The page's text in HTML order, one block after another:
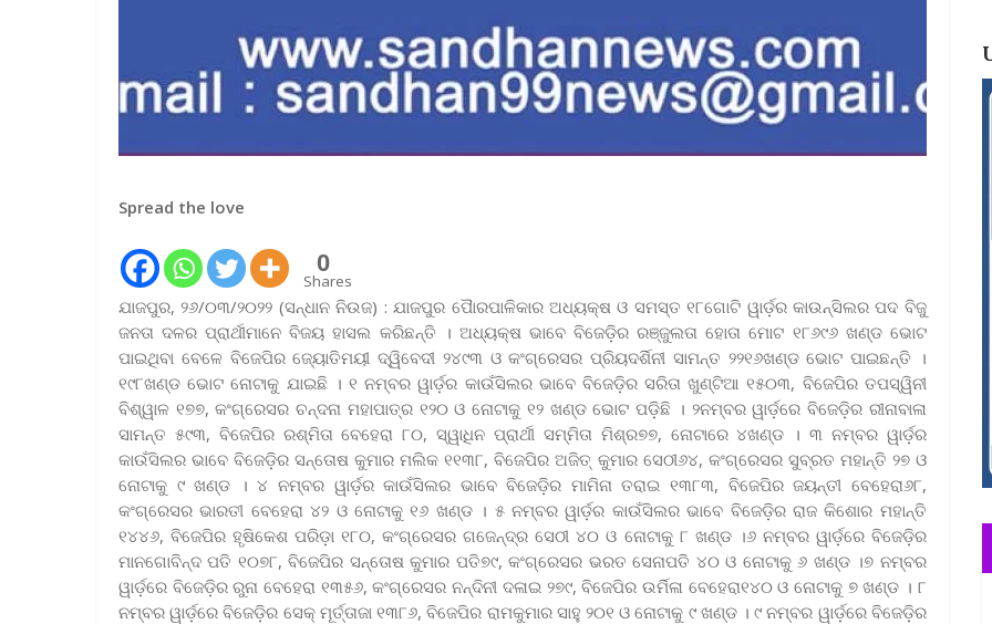
Spread the love
0
Shares
ଯାଜପୁର, ୨୬/୦୩/୨୦୨୨ (ସନ୍ଧାନ ନିଉଜ) : ଯାଜପୁର ପୈାରପାଳିକାର ଅଧ୍ୟକ୍ଷ ଓ ସମସ୍ତ ୧୮ଗୋଟି ୱାର୍ଡ଼ର କାଉନ୍ସିଲର ପଦ ବିଜୁ
ଜନତା ଦଳର ପ୍ରାର୍ଥୀମାନେ ବିଜୟ ହାସଲ କରିଛନ୍ତି । ଅଧ୍ୟକ୍ଷ ଭାବେ ବିଜେଡ଼ିର ରଞ୍ଜୁଲତା ହୋତା ମୋଟ ୧୮୬୯୬ ଖଣ୍ଡ ଭୋଟ
ପାଇଥିବା ବେଳେ ବିଜେପିର ଜ୍ୟୋତିମୟୀ ଦ୍ୱିବେଦୀ ୨୪୯୩ ଓ କଂଗ୍ରେସର ପ୍ରିୟଦର୍ଶିନୀ ସାମନ୍ତ ୨୨୧୬ଖଣ୍ଡ ଭୋଟ ପାଇଛନ୍ତି ।
୧୯୮ଖଣ୍ଡ ଭୋଟ ନୋଟାକୁ ଯାଇଛି । ୧ ନମ୍ବର ୱାର୍ଡ଼ର କାଉଁସିଲର ଭାବେ ବିଜେଡ଼ିର ସରିତା ଖୁଣ୍ଟିଆ ୧୫୦୩, ବିଜେପିର ତପସ୍ୱିନୀ
ବିଶ୍ୱାଳ ୧୭୭, କଂଗ୍ରେସର ଚନ୍ଦନା ମହାପାତ୍ର ୧୨୦ ଓ ନୋଟାକୁ ୧୨ ଖଣ୍ଡ ଭୋଟ ପଡ଼ିଛି । ୨ନମ୍ବର ୱାର୍ଡ଼ରେ ବିଜେଡ଼ିର ରୀନାବାଳା
ସାମନ୍ତ ୫୯୩, ବିଜେପିର ରଶ୍ମିତା ବେହେରା ୮୦, ସ୍ୱାଧିନ ପ୍ରାର୍ଥୀ ସମ୍ମିତା ମିଶ୍ର୭୭, ନୋଟାରେ ୪ଖଣ୍ଡ । ୩ ନମ୍ବର ୱାର୍ଡ଼ର
କାଉଁସିଲର ଭାବେ ବିଜେଡ଼ିର ସନ୍ତୋଷ କୁମାର ମଲିକ ୧୧୩୮, ବିଜେପିର ଅଜିତ୍ କୁମାର ସେଠୀ୬୪, କଂଗ୍ରେସର ସୁବ୍ରତ ମହାନ୍ତି ୨୭ ଓ
ନୋଟାକୁ ୯ ଖଣ୍ଡ । ୪ ନମ୍ବର ୱାର୍ଡ଼ର କାଉଁସିଲର ଭାବେ ବିଜେଡ଼ିର ମାମିନା ତରାଇ ୧୩୮୩, ବିଜେପିର ଜୟନ୍ତୀ ବେହେରା୬୮,
କଂଗ୍ରେସର ଭାରତୀ ବେହେରା ୪୨ ଓ ନୋଟାକୁ ୧୬ ଖଣ୍ଡ । ୫ ନମ୍ବର ୱାର୍ଡ଼ର କାଉଁସିଲର ଭାବେ ବିଜେଡ଼ିର ରାଜ କିଶୋର ମହାନ୍ତି
୧୪୪୬, ବିଜେପିର ହୃଷିକେଶ ପରିଡ଼ା ୧୮୦, କଂଗ୍ରେସର ଗଜେନ୍ଦ୍ର ସେଠୀ ୪୦ ଓ ନୋଟାକୁ ୮ ଖଣ୍ଡ ।୬ ନମ୍ବର ୱାର୍ଡ଼ରେ ବିଜେଡ଼ିର
ମାନଗୋବିନ୍ଦ ପତି ୧୦୭୮, ବିଜେପିର ସନ୍ତୋଷ କୁମାର ପତି୭୯, କଂଗ୍ରେସର ଭରତ ସେନାପତି ୪୦ ଓ ନୋଟାକୁ ୬ ଖଣ୍ଡ ।୭ ନମ୍ବର
ୱାର୍ଡ଼ରେ ବିଜେଡ଼ିର ରୁନା ବେହେରା ୧୩୫୬, କଂଗ୍ରେସର ନନ୍ଦିନୀ ଦଳାଇ ୨୭୯, ବିଜେପିର ଉର୍ମିଳା ବେହେରା୧୪୦ ଓ ନୋଟାକୁ ୭ ଖଣ୍ଡ । ୮
ନମ୍ବର ୱାର୍ଡ଼ରେ ବିଜେଡ଼ିର ସେକ୍ ମୂର୍ତ୍ତାଜା ୧୩୮୬, ବିଜେପିର ରାମକୁମାର ସାହୁ ୨୦୧ ଓ ନୋଟାକୁ ୯ ଖଣ୍ଡ । ୯ ନମ୍ବର ୱାର୍ଡ଼ରେ ବିଜେଡ଼ିର